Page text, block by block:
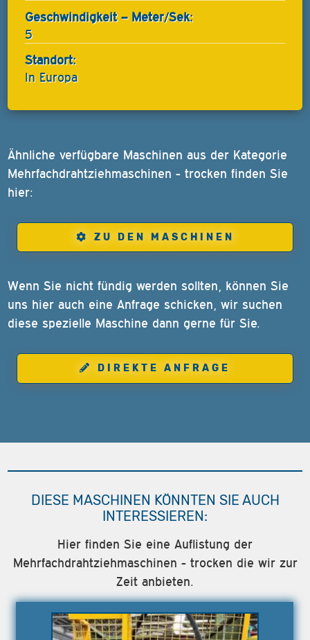
Geschwindigkeit – Meter/Sek:
5
Standort:
In Europa
Ähnliche verfügbare Maschinen aus der Kategorie
Mehrfachdrahtziehmaschinen - trocken finden Sie
hier:
ZU DEN MASCHINEN
Wenn Sie nicht fündig werden sollten, können Sie
uns hier auch eine Anfrage schicken, wir suchen
diese spezielle Maschine dann gerne für Sie.
DIREKTE ANFRAGE
DIESE MASCHINEN KÖNNTEN SIE AUCH
INTERESSIEREN:
Hier finden Sie eine Auflistung der
Mehrfachdrahtziehmaschinen - trocken die wir zur
Zeit anbieten.